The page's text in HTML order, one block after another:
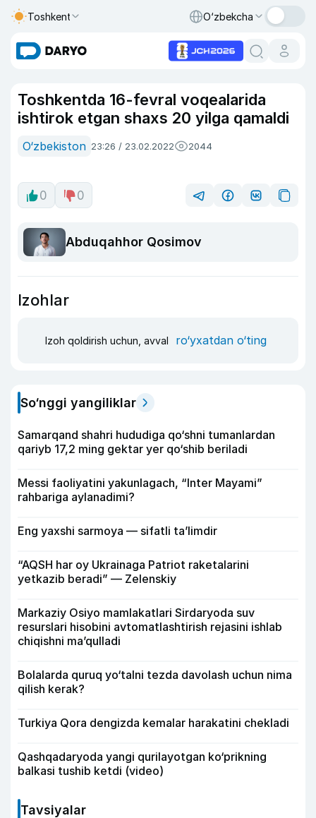
Toshkent O‘zbekcha
Toshkentda 16-fevral voqealarida
ishtirok etgan shaxs 20 yilga qamaldi
O‘zbekiston 23:26 / 23.02.2022 2044
0 0
Abduqahhor Qosimov
Izohlar
Izoh qoldirish uchun, avval ro‘yxatdan o‘ting
So‘nggi yangiliklar
Samarqand shahri hududiga qo‘shni tumanlardan
qariyb 17,2 ming gektar yer qo‘shib beriladi
Messi faoliyatini yakunlagach, “Inter Mayami”
rahbariga aylanadimi?
Eng yaxshi sarmoya — sifatli ta’limdir
“AQSH har oy Ukrainaga Patriot raketalarini
yetkazib beradi” — Zelenskiy
Markaziy Osiyo mamlakatlari Sirdaryoda suv
resurslari hisobini avtomatlashtirish rejasini ishlab
chiqishni ma’qulladi
Bolalarda quruq yo‘talni tezda davolash uchun nima
qilish kerak?
Turkiya Qora dengizda kemalar harakatini chekladi
Qashqadaryoda yangi qurilayotgan ko‘prikning
balkasi tushib ketdi (video)
Tavsiyalar